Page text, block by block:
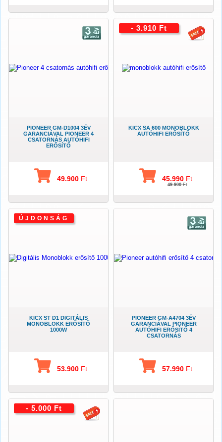
PIONEER GM-D1004 3ÉV
GARANCIÁVAL PIONEER 4
CSATORNÁS AUTÓHIFI
ERŐSÍTŐ
49.900 Ft
KICX SA 600 MONOBLOKK
AUTÓHIFI ERŐSÍTŐ
45.990 Ft
49.900Ft
- 3.910 Ft
KICX ST D1 DIGITÁLIS
MONOBLOKK ERŐSÍTŐ
1000W
53.900 Ft
ÚJDONSÁG
PIONEER GM-A4704 3ÉV
GARANCIÁVAL PIONEER
AUTÓHIFI ERŐSÍTŐ 4
CSATORNÁS
57.990 Ft
- 5.000 Ft